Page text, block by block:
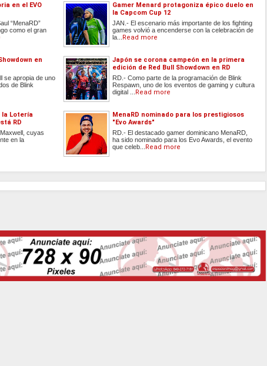
en el EVO
“MenaRD”
como el gran
Gamer Menard protagoniza épico duelo en
la Capcom Cup 12
JAN.- El escenario más importante de los fighting
games volvió a encenderse con la celebración de
la... Read more
en
se apropia de uno
de Blink
Japón se corona campeón en la primera
edición de Red Bull Showdown en RD
RD.- Como parte de la programación de Blink
Respawn, uno de los eventos de gaming y cultura
digital ... Read more
la Lotería
RD
cuyas
en la
MenaRD nominado para los prestigiosos
"Evo Awards"
RD.- El destacado gamer dominicano MenaRD,
ha sido nominado para los Evo Awards, el evento
que celeb... Read more